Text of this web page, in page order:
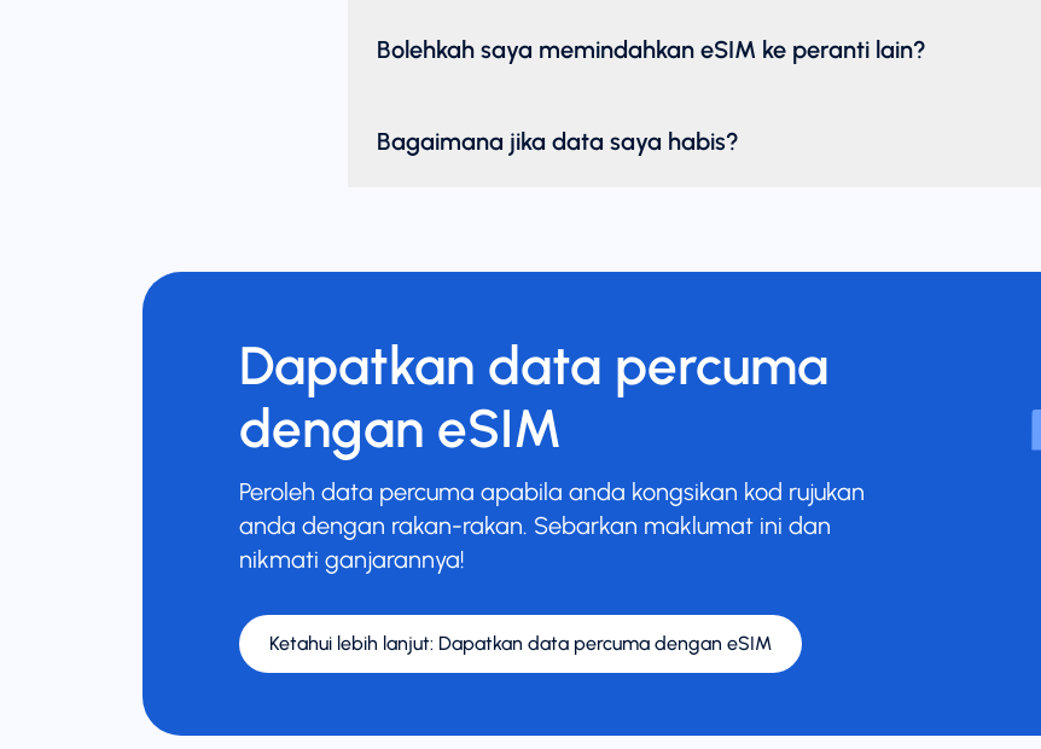
Bolehkah saya memindahkan eSIM ke peranti lain?
Bagaimana jika data saya habis?
Dapatkan data percuma
dengan eSIM
Peroleh data percuma apabila anda kongsikan kod rujukan
anda dengan rakan-rakan. Sebarkan maklumat ini dan
nikmati ganjarannya!
Ketahui lebih lanjut: Dapatkan data percuma dengan eSIM